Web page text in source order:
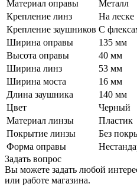
Материал оправы
Металл
Крепление линз
На леске
Крепление заушников С
Ширина оправы
135 мм
Высота оправы
40 мм
Ширина линз
53 мм
Ширина моста
16 мм
Длина заушника
140 мм
Цвет
Черный
Материал линзы
Пластик
Покрытие линзы
Без
Форма оправы
Задать вопрос
Вы можете задать любой
или работе магазина.